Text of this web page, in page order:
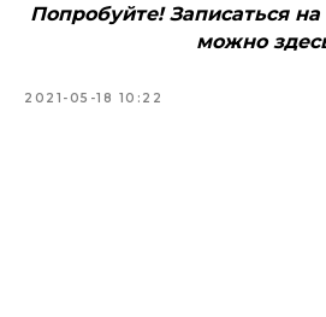
Попробуйте! Записаться
можно
2021-05-18 10:22